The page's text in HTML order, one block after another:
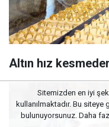
Altın hız
Sitemizden en iyi
kullanılmaktadır. Bu siteye
bulunuyorsunuz. Daha